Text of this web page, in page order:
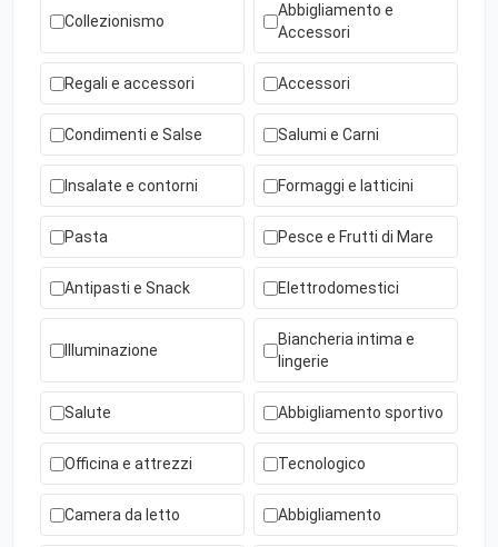
Collezionismo
Abbigliamento e
Accessori
Regali e accessori Accessori
Condimenti e Salse Salumi e Carni
Insalate e contorni Formaggi e latticini
Pasta Pesce e Frutti di Mare
Antipasti e Snack Elettrodomestici
Illuminazione
Biancheria intima e
lingerie
Salute Abbigliamento sportivo
Officina e attrezzi Tecnologico
Camera da letto Abbigliamento